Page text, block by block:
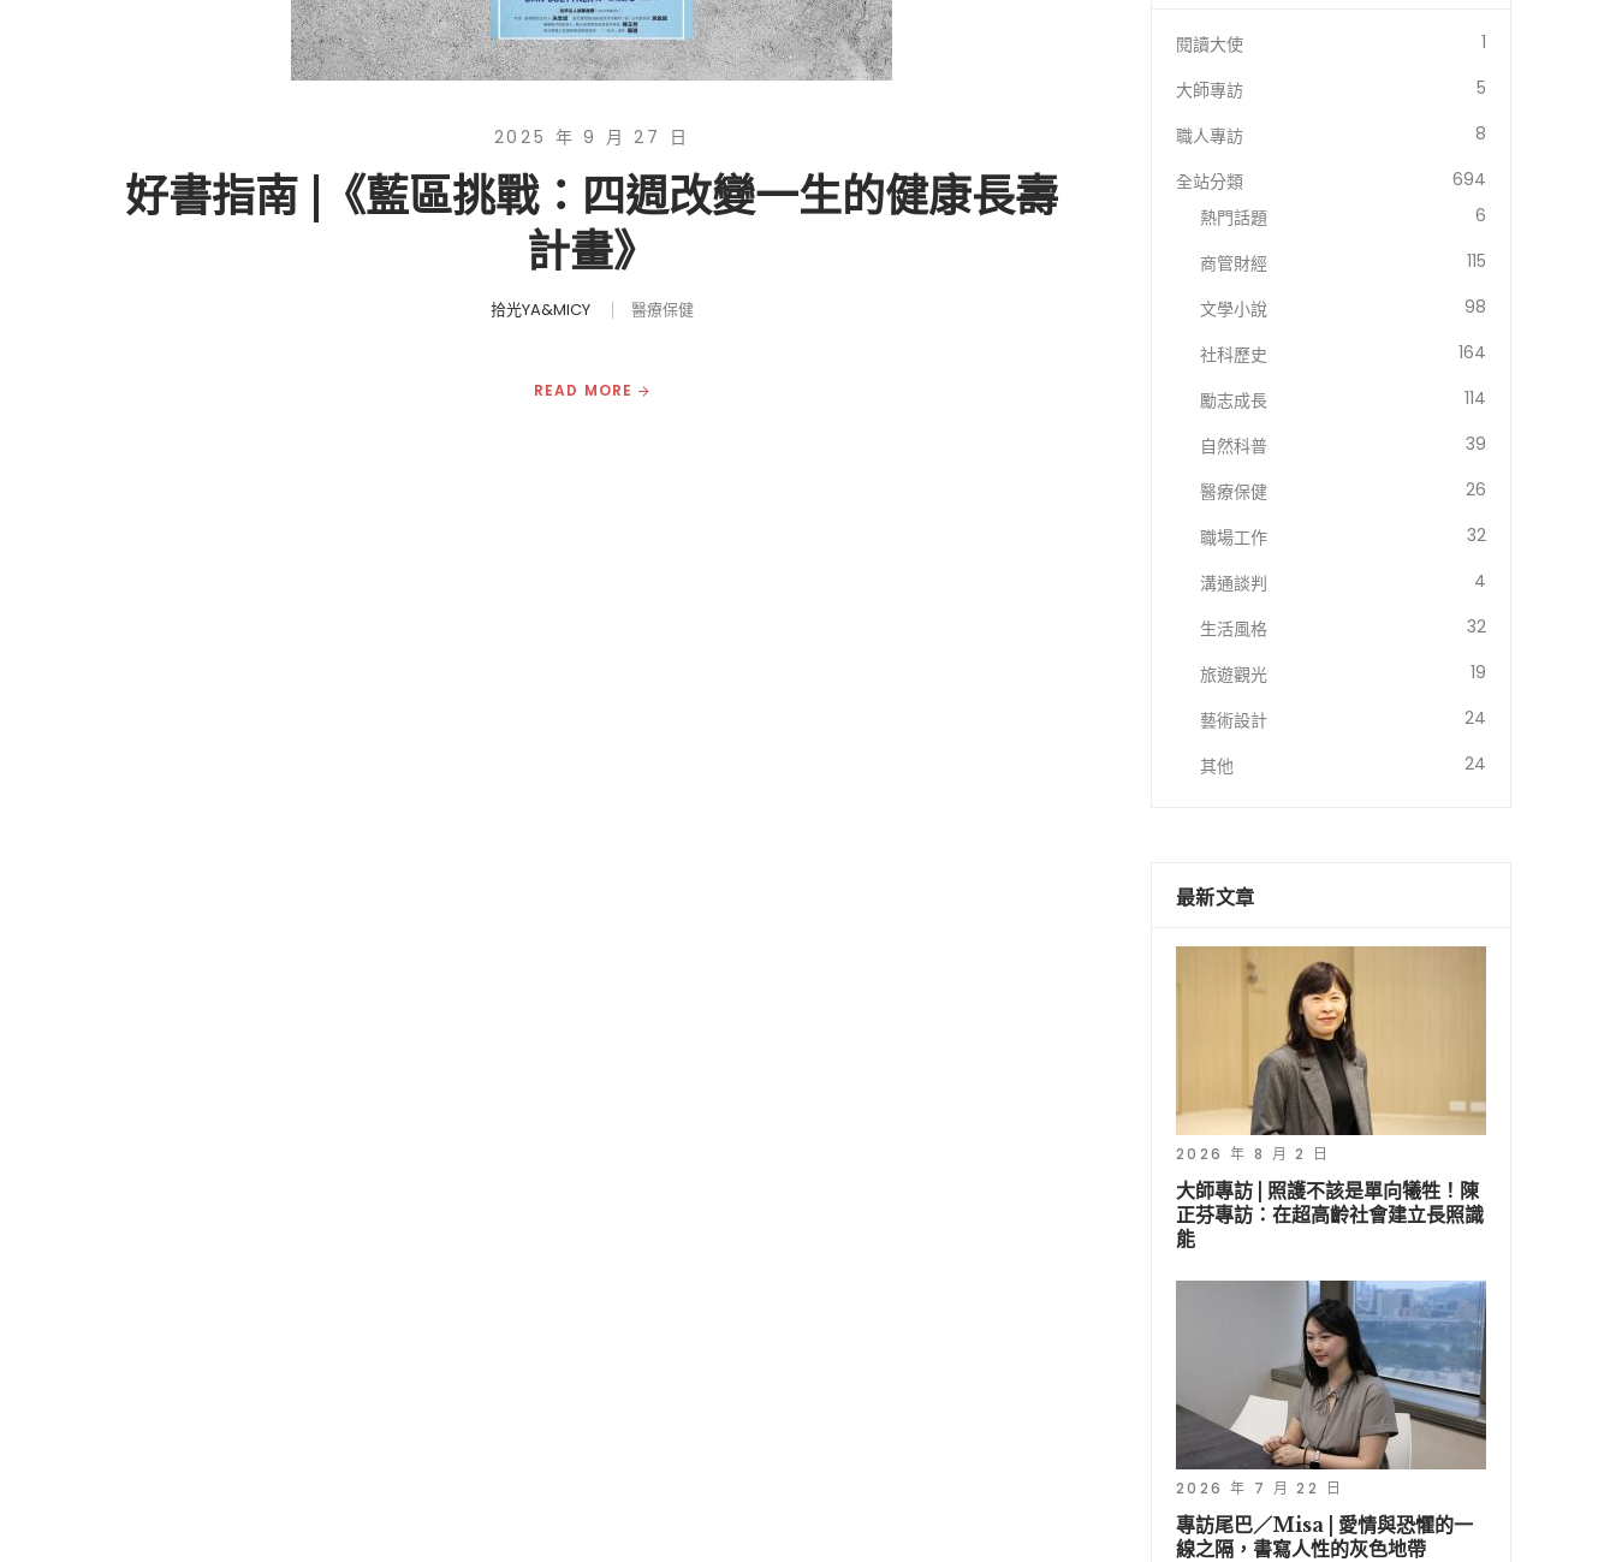
2025 年 9 月 27 日
好書指南 |《藍區挑戰：四週改變一生的健康長壽
計畫》
拾光YA&MICY 醫療保健
READ MORE
閱讀大使
1
大師專訪
5
職人專訪
8
全站分類
694
熱門話題
6
商管財經
115
文學小說
98
社科歷史
164
勵志成長
114
自然科普
39
醫療保健
26
職場工作
32
溝通談判
4
生活風格
32
旅遊觀光
19
藝術設計
24
其他
24
最新文章
2026 年 8 月 2 日
大師專訪 | 照護不該是單向犧牲！陳
正芬專訪：在超高齡社會建立長照識
能
2026 年 7 月 22 日
專訪尾巴／Misa | 愛情與恐懼的一
線之隔，書寫人性的灰色地帶